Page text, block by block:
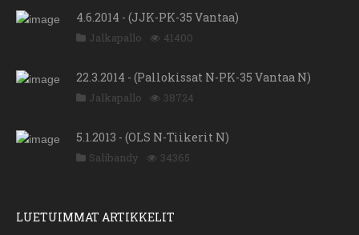
4.6.2014 - (JJK-PK-35 Vantaa)
Jalkapallo 41400
22.3.2014 - (Pallokissat N-PK-35 Vantaa N)
Jalkapallo 38724
5.1.2013 - (OLS N-Tiikerit N)
Salibandy 34365
LUETUIMMAT ARTIKKELIT